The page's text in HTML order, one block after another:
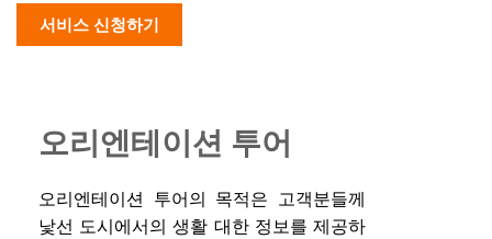
서비스 신청하기
오리엔테이션 투어
오리엔테이션 투어의 목적은 고객분들께
낯선 도시에서의 생활 대한 정보를 제공하